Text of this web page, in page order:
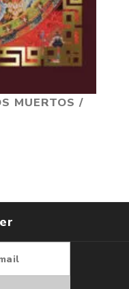
MUERTOS /